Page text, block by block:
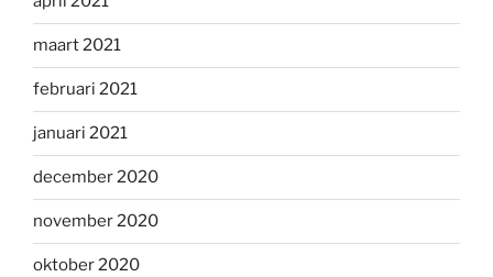
maart 2021
februari 2021
januari 2021
december 2020
november 2020
oktober 2020